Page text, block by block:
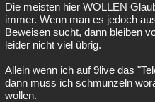
Die meisten hier WOLLEN
immer. Wenn man es jedoch
Beweisen sucht, dann bleiben
leider nicht viel übrig.
Allein wenn ich auf 9live das
dann muss ich schmunzeln
wollen.